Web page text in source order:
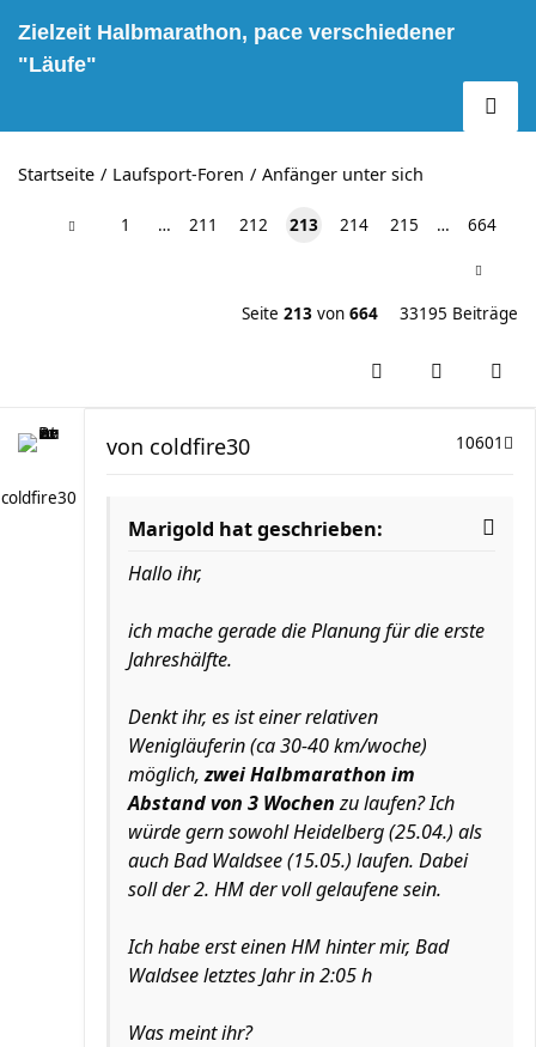
Zielzeit Halbmarathon, pace verschiedener
"Läufe"
Startseite Laufsport-Foren Anfänger unter sich
1 … 211 212 213 214 215 … 664
Seite 213 von 664 33195 Beiträge
coldfire30
10601
von coldfire30
Marigold hat geschrieben:
Hallo ihr,
ich mache gerade die Planung für die erste
Jahreshälfte.
Denkt ihr, es ist einer relativen
Wenigläuferin (ca 30-40 km/woche)
möglich,zwei Halbmarathon im
Abstand von 3 Wochenzu laufen? Ich
würde gern sowohl Heidelberg (25.04.) als
auch Bad Waldsee (15.05.) laufen. Dabei
soll der 2. HM der voll gelaufene sein.
Ich habe erst einen HM hinter mir, Bad
Waldsee letztes Jahr in 2:05 h
Was meint ihr?